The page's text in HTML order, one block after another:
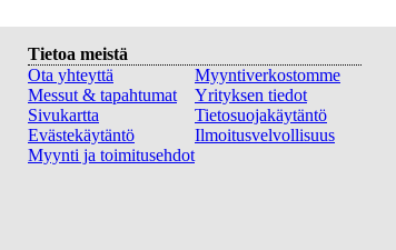
Tietoa meistä
Ota yhteyttä
Myyntiverkostomme
Messut & tapahtumat
Yrityksen tiedot
Sivukartta
Tietosuojakäytäntö
Evästekäytäntö
Ilmoitusvelvollisuus
Myynti ja toimitusehdot